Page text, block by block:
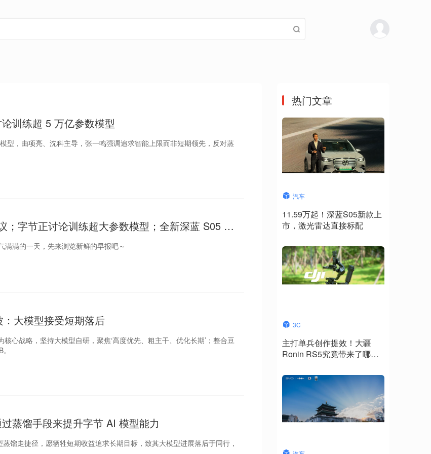
训练超 5 万亿参数模型
型，由项亮、沈科主导，张一鸣强调追求智能上限而非短期领先，反对蒸
；字节正讨论训练超大参数模型；全新深蓝 S05 车
满满的一天，先来浏览新鲜的早报吧～
：大模型接受短期落后
心战略，坚持大模型自研，聚焦‘高度优先、粗主干、优化长期’；整合豆
蒸馏手段来提升字节 AI 模型能力
馏走捷径，愿牺牲短期收益追求长期目标，致其大模型进展落后于同行，
热门文章
汽车
11.59万起！深蓝S05新款上
市，激光雷达直接标配
3C
主打单兵创作提效！大疆
Ronin RS5究竟带来了哪些